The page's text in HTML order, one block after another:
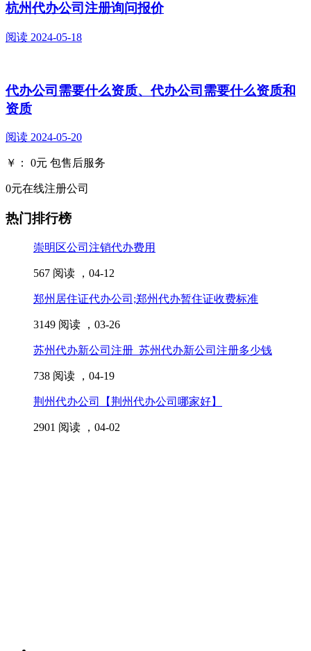
杭州代办公司注册询问报价
阅读 2024-05-18
代办公司需要什么资质、代办公司需要什么资质和
资质
阅读 2024-05-20
￥： 0元 包售后服务
0元在线注册公司
热门排行榜
崇明区公司注销代办费用
567 阅读 ， 04-12
郑州居住证代办公司;郑州代办暂住证收费标准
3149 阅读 ， 03-26
苏州代办新公司注册_苏州代办新公司注册多少钱
738 阅读 ， 04-19
荆州代办公司【荆州代办公司哪家好】
2901 阅读 ， 04-02